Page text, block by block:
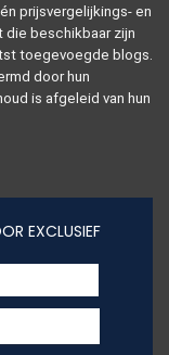
prijsvergelijkings- en
beschikbaar zijn
toegevoegde blogs.
door hun
is afgeleid van hun
EXCLUSIEF